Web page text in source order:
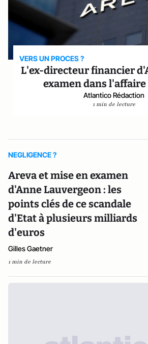
VERS UN PROCES ?
L'ex-directeur financier
examen dans
Atlantico Rédaction
1 min de lecture
NEGLIGENCE ?
Areva et mise en examen
d'Anne Lauvergeon : les
points clés de ce scandale
d'Etat à plusieurs milliards
d'euros
Gilles Gaetner
1 min de lecture